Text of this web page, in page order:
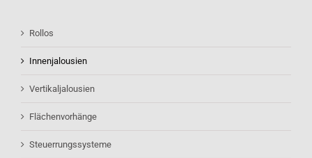
Rollos
Innenjalousien
Vertikaljalousien
Flächenvorhänge
Steuerrungssysteme